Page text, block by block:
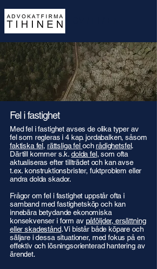
Fel i fastighet
Med fel i fastighet avses de olika typer av
fel som regleras i 4 kap. jordabalken, såsom
faktiska fel, rättsliga fel och rådighetsfel.
Därtill kommer s.k. dolda fel, som ofta
aktualiseras efter tillträdet och kan avse
t.ex. konstruktionsbrister, fuktproblem eller
andra dolda skador.
Frågor om fel i fastighet uppstår ofta i
samband med fastighetsköp och kan
innebära betydande ekonomiska
konsekvenser i form av påföljder, ersättning
eller skadestånd. Vi bistår både köpare och
säljare i dessa situationer, med fokus på en
effektiv och lösningsorienterad hantering av
ärendet.